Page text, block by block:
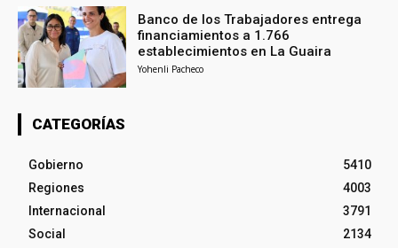
Banco de los Trabajadores entrega
financiamientos a 1.766
establecimientos en La Guaira
Yohenli Pacheco
CATEGORÍAS
Gobierno
5410
Regiones
4003
Internacional
3791
Social
2134